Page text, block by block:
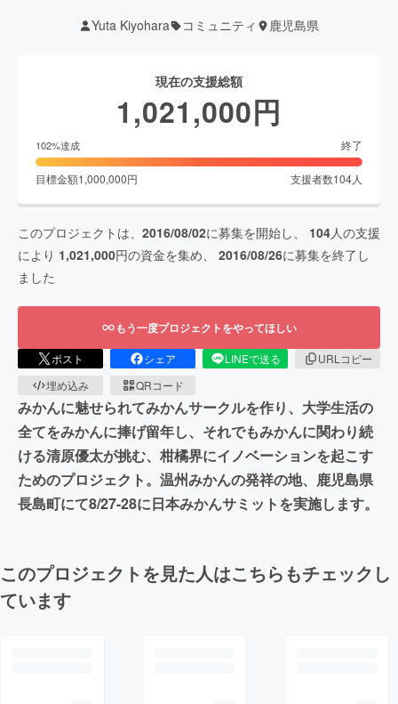
Yuta Kiyohara コミュニティ 鹿児島県
現在の支援総額
1,021,000円
102%達成 終了
目標金額1,000,000円 支援者数104人
このプロジェクトは、 2016/08/02に募集を開始し、 104人の支援
により 1,021,000円の資金を集め、 2016/08/26に募集を終了し
ました
もう一度プロジェクトをやってほしい
ポスト シェア LINEで送る
URLコピー
埋め込み
QRコード
みかんに魅せられてみかんサークルを作り、大学生活の
全てをみかんに捧げ留年し、それでもみかんに関わり続
ける清原優太が挑む、柑橘界にイノベーションを起こす
ためのプロジェクト。温州みかんの発祥の地、鹿児島県
長島町にて8/27-28に日本みかんサミットを実施します。
このプロジェクトを見た人はこちらもチェックし
ています